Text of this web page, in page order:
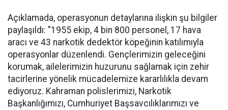
Açıklamada, operasyonun detaylarına ilişkin şu bilgiler
paylaşıldı: "1955 ekip, 4 bin 800 personel, 17 hava
aracı ve 43 narkotik dedektör köpeğinin katılımıyla
operasyonlar düzenlendi. Gençlerimizin geleceğini
korumak, ailelerimizin huzurunu sağlamak için zehir
tacirlerine yönelik mücadelemize kararlılıkla devam
ediyoruz. Kahraman polislerimizi, Narkotik
Başkanlığımızı, Cumhuriyet Başsavcılıklarımızı ve